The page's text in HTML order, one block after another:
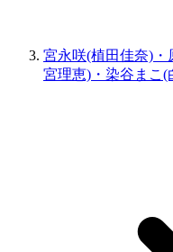
宮永咲(植田佳奈)・
宮理恵)・染谷まこ(